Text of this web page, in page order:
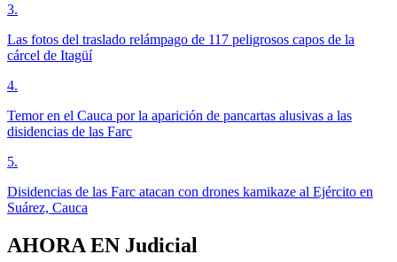
3.
Las fotos del traslado relámpago de 117 peligrosos capos de la
cárcel de Itagüí
4.
Temor en el Cauca por la aparición de pancartas alusivas a las
disidencias de las Farc
5.
Disidencias de las Farc atacan con drones kamikaze al Ejército en
Suárez, Cauca
AHORA EN Judicial